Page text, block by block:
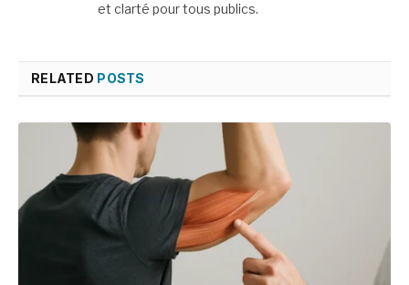
et clarté pour tous publics.
RELATED POSTS